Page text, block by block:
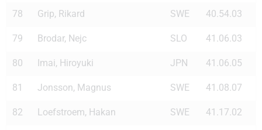
78 Grip, Rikard SWE 40.54.03
79 Brodar, Nejc SLO 41.06.03
80 Imai, Hiroyuki JPN 41.06.05
81 Jonsson, Magnus SWE 41.08.07
82 Loefstroem, Hakan SWE 41.17.02